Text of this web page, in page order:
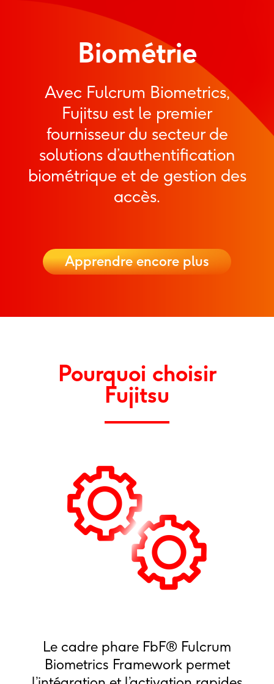
Biométrie
Avec Fulcrum Biometrics,
Fujitsu est le premier
fournisseur du secteur de
solutions d’authentification
biométrique et de gestion des
accès.
Apprendre encore plus
Pourquoi choisir
Fujitsu
Le cadre phare FbF® Fulcrum
Biometrics Framework permet